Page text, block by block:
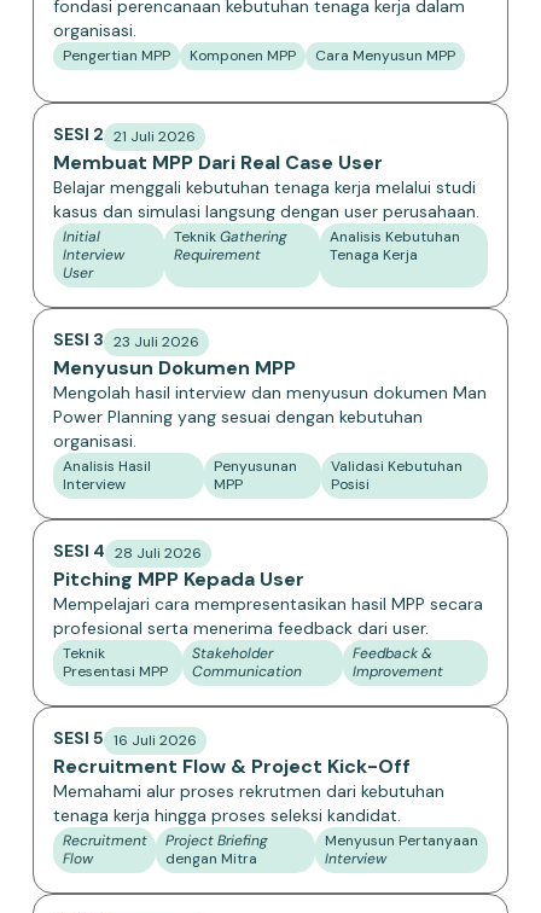
fondasi perencanaan kebutuhan tenaga kerja dalam
organisasi.
Pengertian MPP Komponen MPP Cara Menyusun MPP
SESI 2 21 Juli 2026
Membuat MPP Dari Real Case User
Belajar menggali kebutuhan tenaga kerja melalui studi
kasus dan simulasi langsung dengan user perusahaan.
Initial
Interview
User
TeknikGathering
Requirement
Analisis Kebutuhan
Tenaga Kerja
SESI 3 23 Juli 2026
Menyusun Dokumen MPP
Mengolah hasil interview dan menyusun dokumen Man
Power Planning yang sesuai dengan kebutuhan
organisasi.
Analisis Hasil
Interview
Penyusunan
MPP
Validasi Kebutuhan
Posisi
SESI 4 28 Juli 2026
Pitching MPP Kepada User
Mempelajari cara mempresentasikan hasil MPP secara
profesional serta menerima feedback dari user.
Teknik
Presentasi MPP
Stakeholder
Communication
Feedback &
Improvement
SESI 5 16 Juli 2026
Recruitment Flow & Project Kick-Off
Memahami alur proses rekrutmen dari kebutuhan
tenaga kerja hingga proses seleksi kandidat.
Recruitment
Flow
Project Briefing
dengan Mitra
Menyusun Pertanyaan
Interview